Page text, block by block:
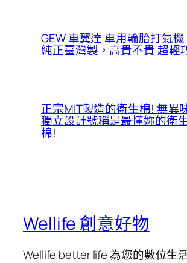
GEW 車翼達 車用輪胎打氣機
純正臺灣製，高貴不貴 超輕
正宗MIT製造的衛生棉! 無異
獨立設計號稱是最懂妳的衛
棉!
Wellife 創意好物
Wellife better life 為您的數位生